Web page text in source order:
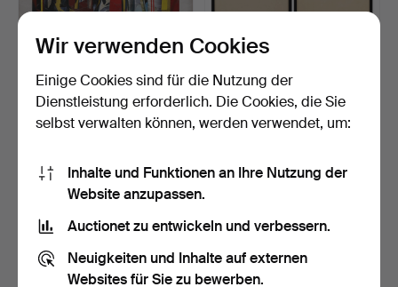
BERTIL GADÖ.
Komposition, Collage,
signier…
Beendet 25. Jan 2026
SUNE NORDGREN. 2
Collagen, „Domestic
Journ…
Beendet 25. Jan 2026
Wir verwenden Cookies
Einige Cookies sind für die Nutzung der
Dienstleistung erforderlich. Die Cookies, die Sie
selbst verwalten können, werden verwendet, um:
Inhalte und Funktionen an Ihre Nutzung der
Website anzupassen.
Auctionet zu entwickeln und verbessern.
Neuigkeiten und Inhalte auf externen
Websites für Sie zu bewerben.